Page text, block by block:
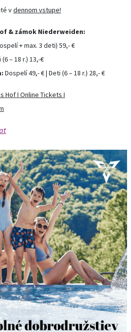
vdennom vstupe!
& zámok Niederweiden:
+ max. 3 deti) 59,- €
– 18 r.) 13,-€
Dospelí 49,- € | Deti (6 – 18 r.) 28,- €
Hof I Online Tickets I